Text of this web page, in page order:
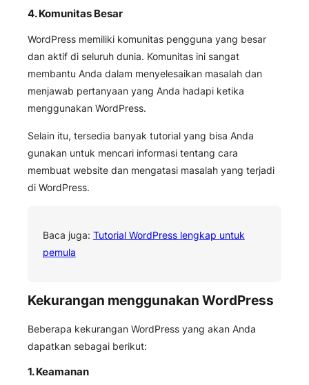
4. Komunitas Besar
WordPress memiliki komunitas pengguna yang besar
dan aktif di seluruh dunia. Komunitas ini sangat
membantu Anda dalam menyelesaikan masalah dan
menjawab pertanyaan yang Anda hadapi ketika
menggunakan WordPress.
Selain itu, tersedia banyak tutorial yang bisa Anda
gunakan untuk mencari informasi tentang cara
membuat website dan mengatasi masalah yang terjadi
di WordPress.
Baca juga: Tutorial WordPress lengkap untuk
pemula
Kekurangan menggunakan WordPress
Beberapa kekurangan WordPress yang akan Anda
dapatkan sebagai berikut:
1. Keamanan